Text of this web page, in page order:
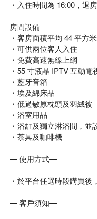
・入住時間為 16:00，退
房間設備
・客房面積平均 44 平方米
・可供兩位客人入住
・免費高速無線上網
・55 寸液晶 IPTV 互動
・藍牙音箱
・埃及綿床品
・低過敏原枕頭及羽絨被
・浴室用品
・浴缸及獨立淋浴間，並
・茶具及咖啡機
— 使用方式—
・於平台任選時段購買後
— 客戶須知—